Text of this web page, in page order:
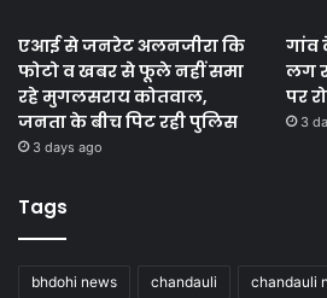
एआई से जनरेट अलनजीरा कि
फोटो व खबर से फूले नहीं समा
रहे मुगलसराय कोतवाल,
जनता के बीच पिट रही पुलिस
3 days ago
गांव
लग
पर
3
Tags
bhdohi news chandauli chandauli